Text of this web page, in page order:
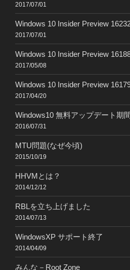
2017/07/01
Windows 10 Insider Preview
2017/07/01
Windows 10 Insider Preview
2017/05/08
Windows 10 Insider Preview
2017/04/20
Windows10 無料アップデート期
2016/07/31
MTU問題(なぜ今頃)
2015/10/19
HHVMとは？
2014/12/12
RBLを立ち上げました
2014/07/13
WindowsXP サポート終了
2014/04/09
みんな－Root Zone